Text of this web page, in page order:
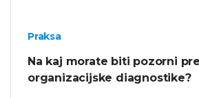
Praksa
Na kaj morate biti pozorni
organizacijske diagnostike?